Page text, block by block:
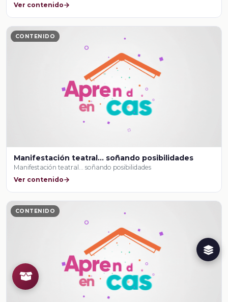
Ver contenido
CONTENIDO
Manifestación teatral... soñando posibilidades
Manifestación teatral... soñando posibilidades
Ver contenido
CONTENIDO